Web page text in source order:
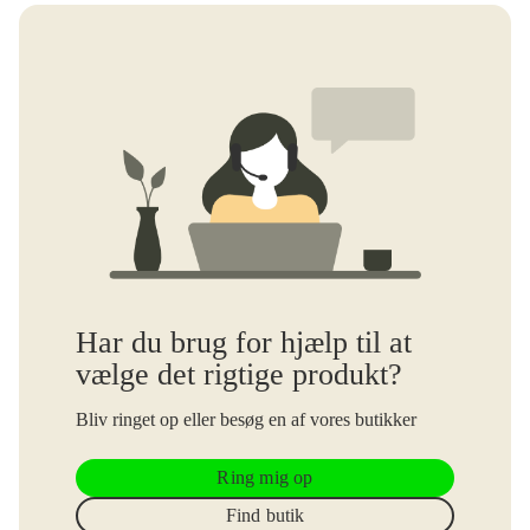
Har du brug for hjælp til at
vælge det rigtige produkt?
Bliv ringet op eller besøg en af vores butikker
Ring mig op
Find butik